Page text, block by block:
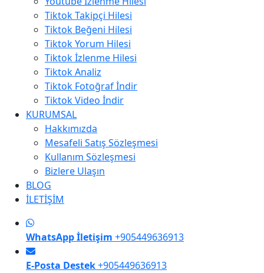
Tiktok Takipçi Hilesi
Tiktok Beğeni Hilesi
Tiktok Yorum Hilesi
Tiktok İzlenme Hilesi
Tiktok Analiz
Tiktok Fotoğraf İndir
Tiktok Video İndir
KURUMSAL
Hakkımızda
Mesafeli Satış Sözleşmesi
Kullanım Sözleşmesi
Bizlere Ulaşın
BLOG
İLETİŞİM
WhatsApp İletişim +905449636913
E-Posta Destek+905449636913